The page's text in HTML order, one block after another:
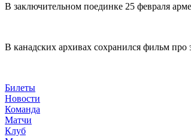
В заключительном поединке 25 февраля
В канадских архивах сохранился фильм про
Билеты
Новости
Команда
Матчи
Клуб